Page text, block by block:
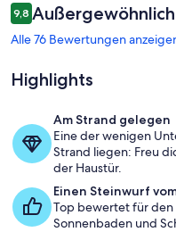
am
Ende
Terrasse
Bewertungen
9,89,8 von 10.
Außergewöhnlich
Alle 76 Bewertungen
Highlights
Am Strand gelegen
Eine der wenigen
Strand liegen: Freu
der Haustür.
Einen Steinwurf
Top bewertet für den
Sonnenbaden und